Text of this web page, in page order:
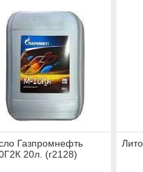
Газпромнефть
20л. (г2128)